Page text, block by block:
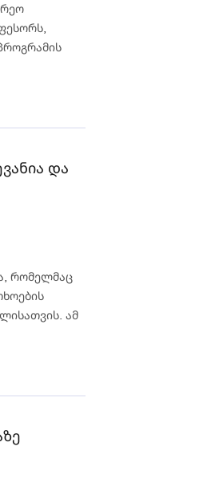
და
რომელმაც
ამ